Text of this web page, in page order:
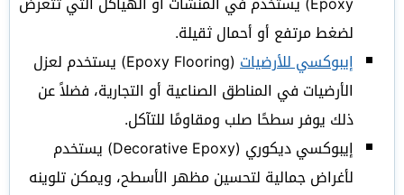
لضغط مرتفع أو أحمال ثقيلة.
إيبوكسي للأرضيات
(Epoxy Flooring) يستخدم لعزل
الأرضيات في المناطق الصناعية أو التجارية، فضلاً عن
ذلك يوفر سطحًا صلب ومقاومًا للتآكل.
إيبوكسي ديكوري (Decorative Epoxy) يستخدم
لأغراض جمالية لتحسين مظهر الأسطح، ويمكن تلوينه